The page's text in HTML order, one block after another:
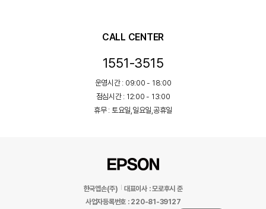
CALL CENTER
1551-3515
운영시간 : 09:00 - 18:00
점심시간 : 12:00 - 13:00
휴무 : 토요일,일요일,공휴일
한국엡손(주)
대표이사 : 모로후시 준
사업자등록번호 : 220-81-39127